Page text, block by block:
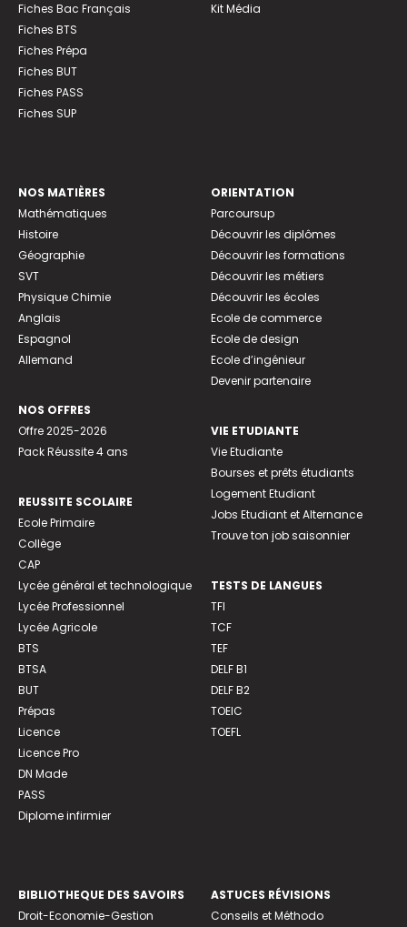
Fiches Bac Français
Fiches BTS
Fiches Prépa
Fiches BUT
Fiches PASS
Fiches SUP
Kit Média
NOS MATIÈRES
Mathématiques
Histoire
Géographie
SVT
Physique Chimie
Anglais
Espagnol
Allemand
NOS OFFRES
Offre 2025-2026
Pack Réussite 4 ans
REUSSITE SCOLAIRE
Ecole Primaire
Collège
CAP
Lycée général et technologique
Lycée Professionnel
Lycée Agricole
BTS
BTSA
BUT
Prépas
Licence
Licence Pro
DN Made
PASS
Diplome infirmier
ORIENTATION
Parcoursup
Découvrir les diplômes
Découvrir les formations
Découvrir les métiers
Découvrir les écoles
Ecole de commerce
Ecole de design
Ecole d’ingénieur
Devenir partenaire
VIE ETUDIANTE
Vie Etudiante
Bourses et prêts étudiants
Logement Etudiant
Jobs Etudiant et Alternance
Trouve ton job saisonnier
TESTS DE LANGUES
TFI
TCF
TEF
DELF B1
DELF B2
TOEIC
TOEFL
BIBLIOTHEQUE DES SAVOIRS
Droit-Economie-Gestion
ASTUCES RÉVISIONS
Conseils et Méthodo